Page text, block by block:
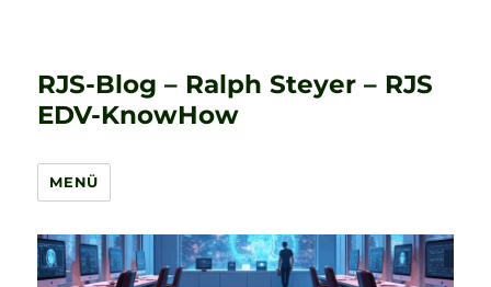
RJS-Blog – Ralph Steyer – RJS
EDV-KnowHow
MENÜ